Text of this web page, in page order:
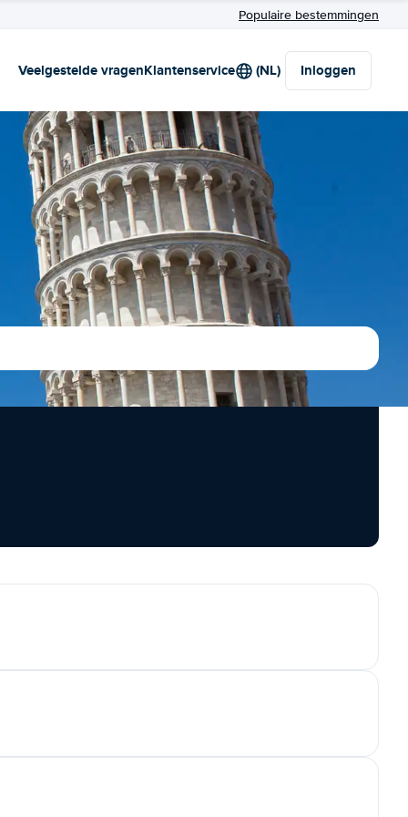
Populaire bestemmingen
Veelgestelde vragenKlantenservice (NL) Inloggen